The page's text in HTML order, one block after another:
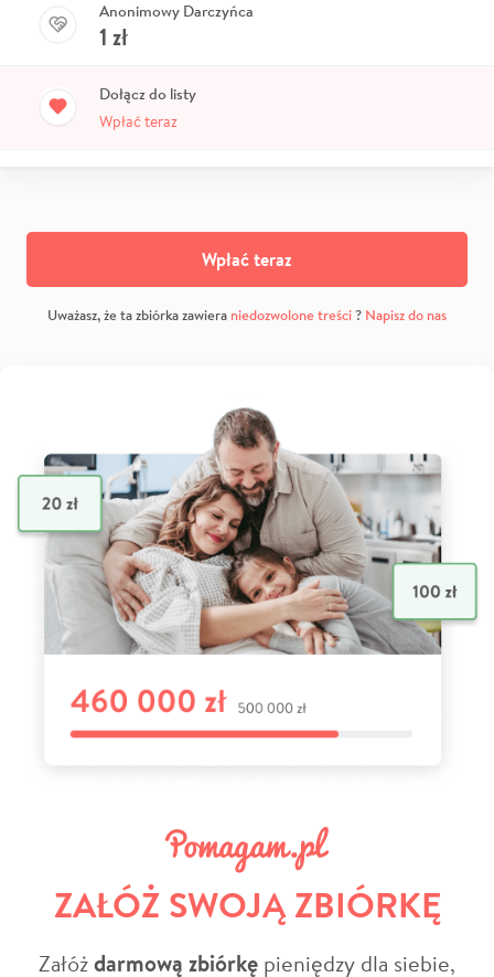
Anonimowy Darczyńca
1 zł
Dołącz do listy
Wpłać teraz
Wpłać teraz
Uważasz, że ta zbiórka zawiera niedozwolone treści? Napisz do nas
ZAŁÓŻ SWOJĄ ZBIÓRKĘ
Załóżdarmową zbiórkę pieniędzy dla siebie,